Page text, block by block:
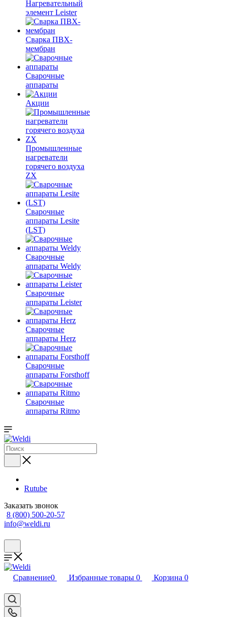
Нагревательный
элемент Leister
Сварка ПВХ-
мембран
Сварочные
аппараты
Акции
Промышленные
нагреватели
горячего воздуха
ZX
Сварочные
аппараты Lesite
(LST)
Сварочные
аппараты Weldy
Сварочные
аппараты Leister
Сварочные
аппараты Herz
Сварочные
аппараты Forsthoff
Сварочные
аппараты Ritmo
Rutube
Заказать звонок
8 (800) 500-20-57
info@weldi.ru
Сравнение0 Избранные товары 0 Корзина 0